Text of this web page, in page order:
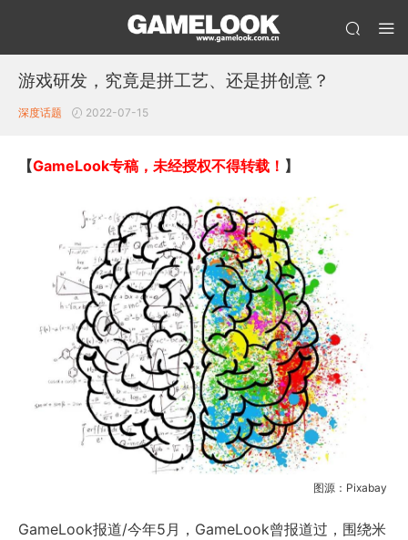
游戏研发，究竟是拼工艺、还是拼创意？
深度话题 2022-07-15
【GameLook专稿，未经授权不得转载！ 】
图源：Pixabay
GameLook报道/今年5月，GameLook曾报道过，围绕米